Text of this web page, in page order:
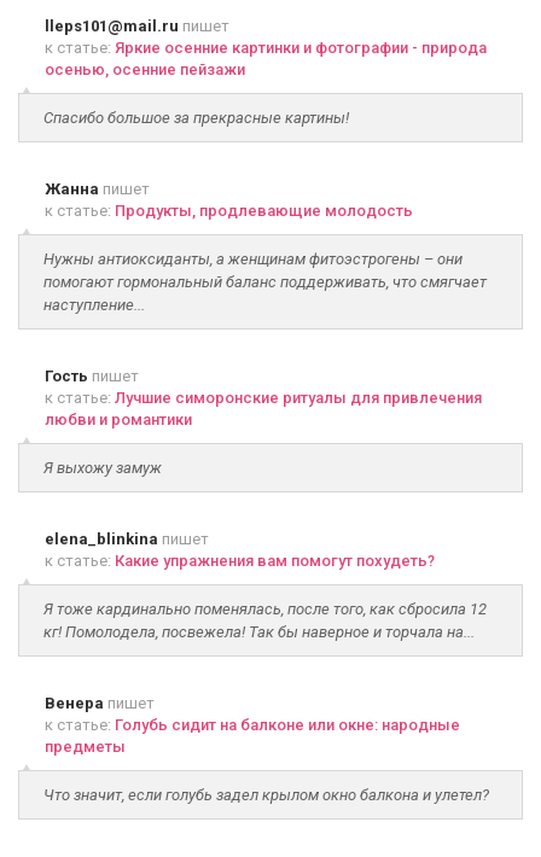
lleps101@mail.ru пишет
к статье: Яркие осенние картинки и фотографии - природа
осенью, осенние пейзажи
Спасибо большое за прекрасные картины!
Жанна пишет
к статье: Продукты, продлевающие молодость
Нужны антиоксиданты, а женщинам фитоэстрогены – они
помогают гормональный баланс поддерживать, что смягчает
наступление...
Гость пишет
к статье: Лучшие симоронские ритуалы для привлечения
любви и романтики
Я выхожу замуж
elena_blinkina пишет
к статье: Какие упражнения вам помогут похудеть?
Я тоже кардинально поменялась, после того, как сбросила 12
кг! Помолодела, посвежела! Так бы наверное и торчала на...
Венера пишет
к статье: Голубь сидит на балконе или окне: народные
предметы
Что значит, если голубь задел крылом окно балкона и улетел?